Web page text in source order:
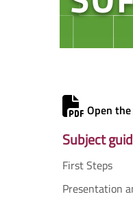
Open
Subject
First Steps
Presentation